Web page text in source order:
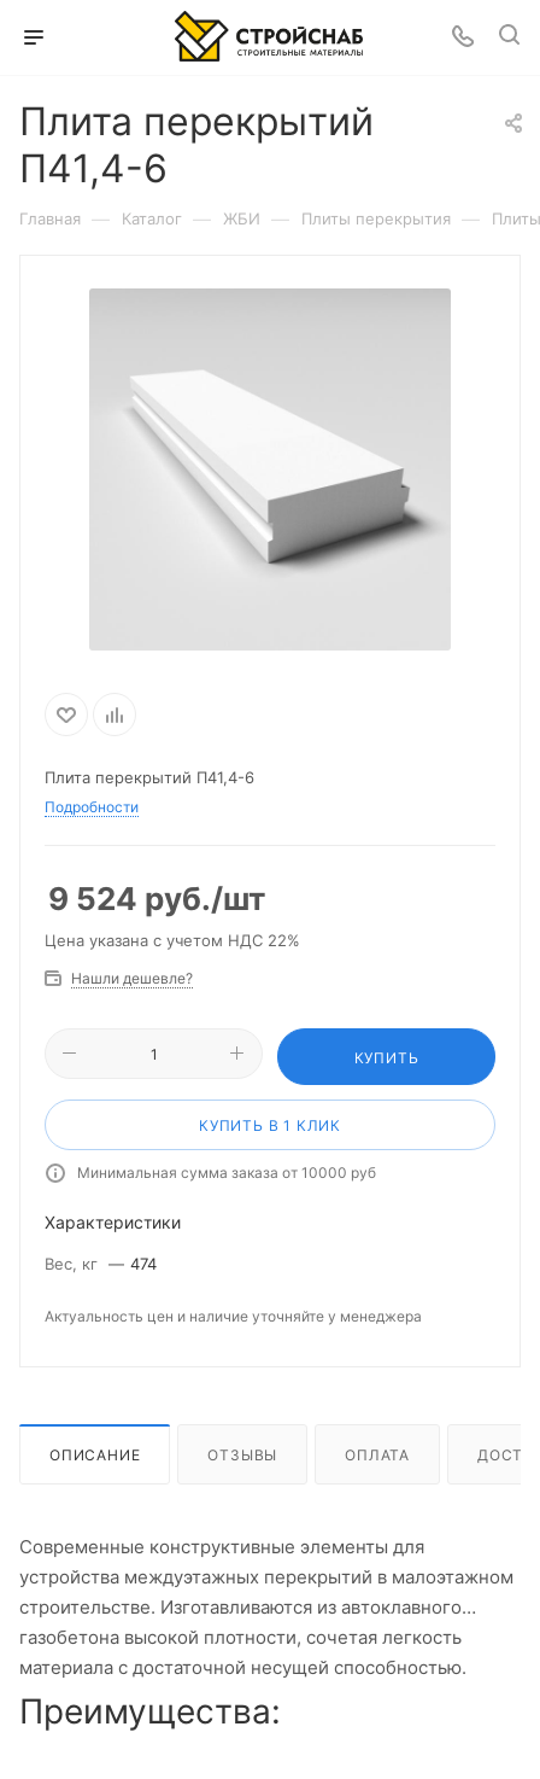
Плита перекрытий
П41,4-6
Главная — Каталог — ЖБИ — Плиты перекрытия —
Плита перекрытий П41,4-6
Подробности
9 524 руб./шт
Цена указана с учетом НДС 22%
Нашли дешевле?
КУПИТЬ
КУПИТЬ В 1 КЛИК
Минимальная сумма заказа от 10000 руб
Характеристики
Вес, кг — 474
Актуальность цен и наличие уточняйте у менеджера
ОПИСАНИЕ ОТЗЫВЫ ОПЛАТА
Современные конструктивные элементы для
устройства междуэтажных перекрытий в малоэтажном
строительстве. Изготавливаются из автоклавного
газобетона высокой плотности, сочетая легкость
материала с достаточной несущей способностью.
Преимущества: